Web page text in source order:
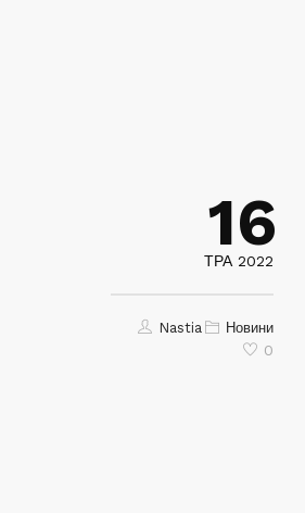
16
ТРА 2022
Nastia Новини
0